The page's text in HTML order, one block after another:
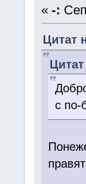
« -:
Цитат
с по-